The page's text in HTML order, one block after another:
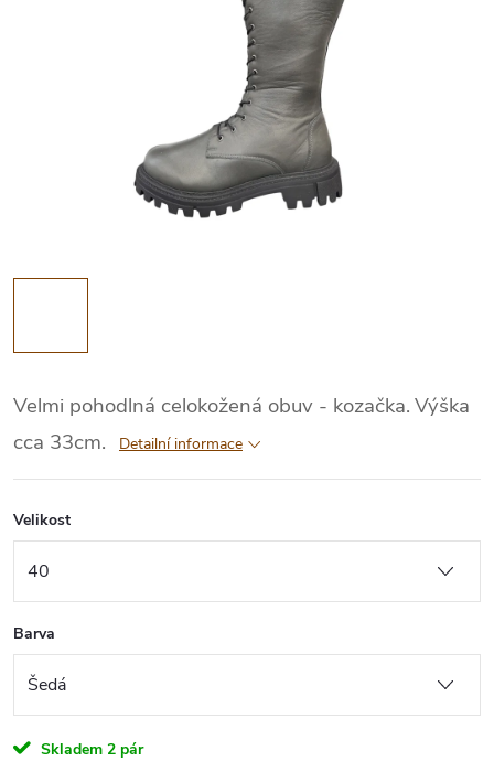
Velmi pohodlná celokožená obuv - kozačka.Výška
cca 33cm.
Detailní informace
Velikost
Barva
Skladem 2 pár